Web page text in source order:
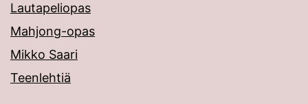
Lautapeliopas
Mahjong-opas
Mikko Saari
Teenlehtiä